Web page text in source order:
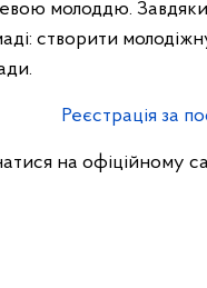
молоддю.
створити
Реєстрація за
на офіційному